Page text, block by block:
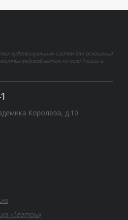
аудиовизуальных систем для оснащения
медиаобъектов по всей России и
Королёва, д.10
«Театры»